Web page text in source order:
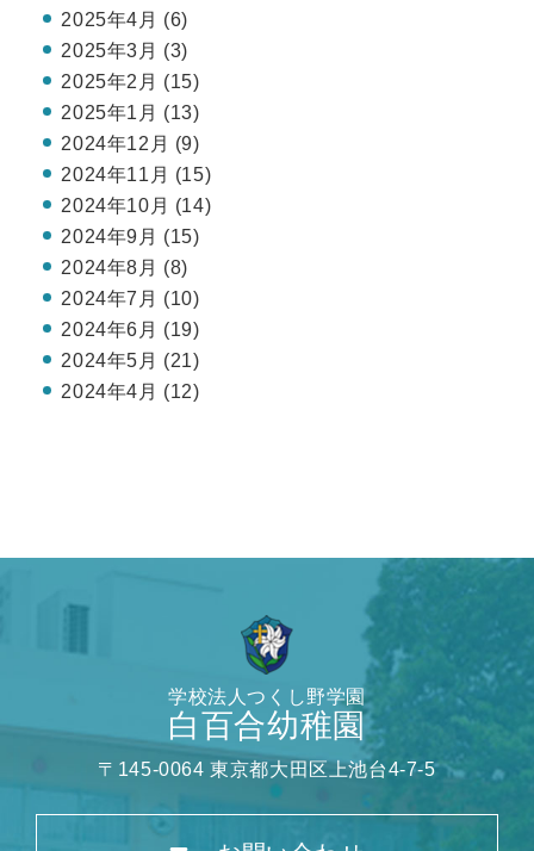
2025年4月 (6)
2025年3月 (3)
2025年2月 (15)
2025年1月 (13)
2024年12月 (9)
2024年11月 (15)
2024年10月 (14)
2024年9月 (15)
2024年8月 (8)
2024年7月 (10)
2024年6月 (19)
2024年5月 (21)
2024年4月 (12)
学校法人つくし野学園
白百合幼稚園
〒145-0064 東京都大田区上池台4-7-5